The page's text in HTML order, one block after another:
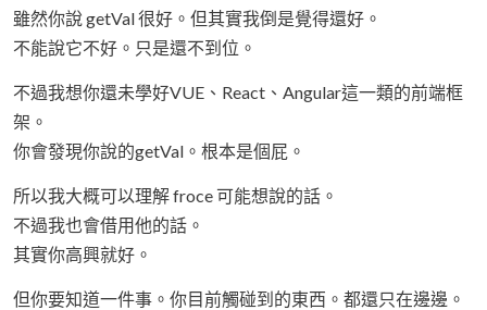
雖然你說 getVal 很好。但其實我倒是覺得還好。
不能說它不好。只是還不到位。
不過我想你還未學好VUE、React、Angular這一類的前端框
架。
你會發現你說的getVal。根本是個屁。
所以我大概可以理解 froce 可能想說的話。
不過我也會借用他的話。
其實你高興就好。
但你要知道一件事。你目前觸碰到的東西。都還只在邊邊。